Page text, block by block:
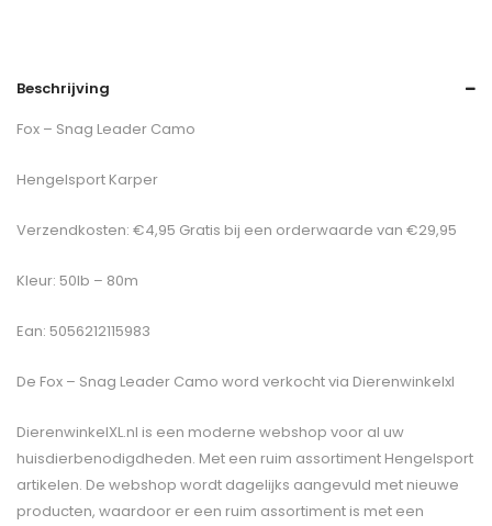
Beschrijving
Fox – Snag Leader Camo
Hengelsport Karper
Verzendkosten: €4,95 Gratis bij een orderwaarde van €29,95
Kleur: 50lb – 80m
Ean: 5056212115983
De Fox – Snag Leader Camo word verkocht via Dierenwinkelxl
DierenwinkelXL.nl is een moderne webshop voor al uw
huisdierbenodigdheden. Met een ruim assortiment Hengelsport
artikelen. De webshop wordt dagelijks aangevuld met nieuwe
producten, waardoor er een ruim assortiment is met een